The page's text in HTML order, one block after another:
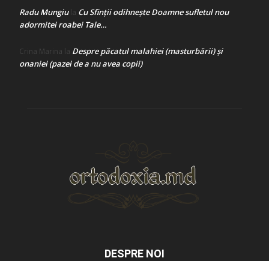
Radu Mungiula Cu Sfinții odihnește Doamne sufletul nou
adormitei roabei Tale…
Crina Marina la Despre păcatul malahiei (masturbării) şi
onaniei (pazei de a nu avea copii)
DESPRE NOI